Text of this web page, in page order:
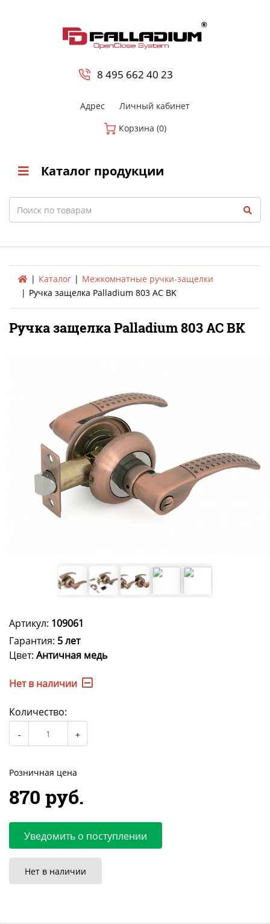
8 495 662 40 23
Адрес
Личный кабинет
Корзина (0)
Каталог продукции
Search
Каталог
Межкомнатные ручки-защелки
Ручка защелка Palladium 803 AC BK
Ручка защелка Palladium 803 AC BK
Артикул: 109061
Гарантия: 5 лет
Цвет: Античная медь
Нет в наличии
Количество:
Розничная цена
870 руб.
Уведомить о поступлении
Нет в наличии